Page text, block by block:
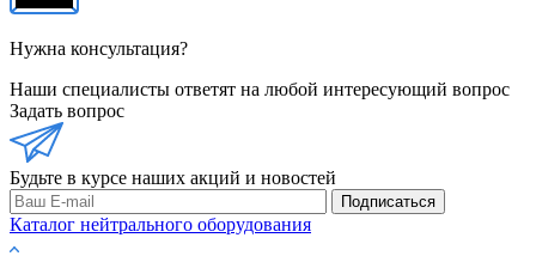
Нужна консультация?
Наши специалисты ответят на любой интересующий вопрос
Задать вопрос
Будьте в курсе наших акций и новостей
Подписаться
Каталог нейтрального оборудования